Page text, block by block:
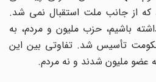
که از جانب ملت استقبال نمی شد.
باشیم، حزب ملیون و مردم، به
تأسیس شد. تفاوتی بین این
عضو ملیون شدند و نه مردم.